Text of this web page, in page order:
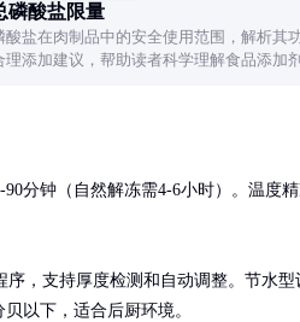
磷酸盐限量
酸盐在肉制品中的安全使用范围，解析其
理添加建议，帮助读者科学理解食品添加
分钟（自然解冻需4-6小时）。温度
，支持厚度检测和自动调整。节水
以下，适合后厨环境。